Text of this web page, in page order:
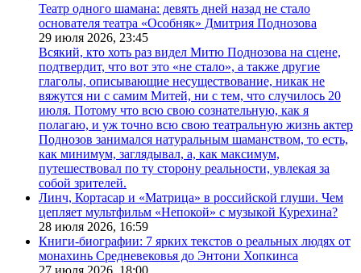
Театр одного шамана: девять дней назад не стало
основателя театра «Особняк» Дмитрия Поднозова
29 июля 2026, 23:45
Всякий, кто хоть раз видел Митю Поднозова на сцене,
подтвердит, что вот это «не стало», а также другие
глаголы, описывающие несуществование, никак не
вяжутся ни с самим Митей, ни с тем, что случилось 20
июля. Потому что всю свою сознательную, как я
полагаю, и уж точно всю свою театральную жизнь актер
Поднозов занимался натуральным шаманством, то есть,
как минимум, заглядывал, а, как максимум,
путешествовал по ту сторону реальности, увлекая за
собой зрителей.
Линч, Кортасар и «Матрица» в российской глуши. Чем
цепляет мультфильм «Непокой» с музыкой Курехина?
28 июля 2026, 16:59
Книги-биографии: 7 ярких текстов о реальных людях от
монахинь Средневековья до Энтони Хопкинса
27 июля 2026, 18:00